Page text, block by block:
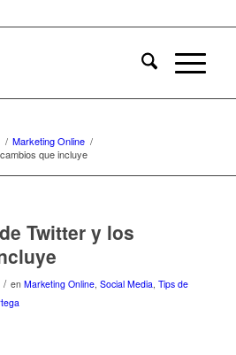
/ Marketing Online /
que incluye
Twitter y los
/ en Marketing Online, Social Media, Tips de